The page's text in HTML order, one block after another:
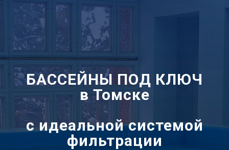
БАССЕЙНЫ ПОД КЛЮЧ
в Томске
с идеальной системой
фильтрации